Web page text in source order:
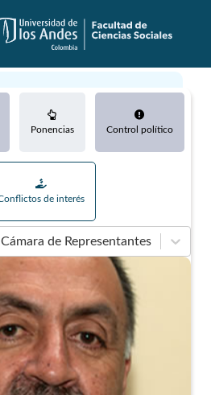
Ponencias Control político
de interés
de Representantes